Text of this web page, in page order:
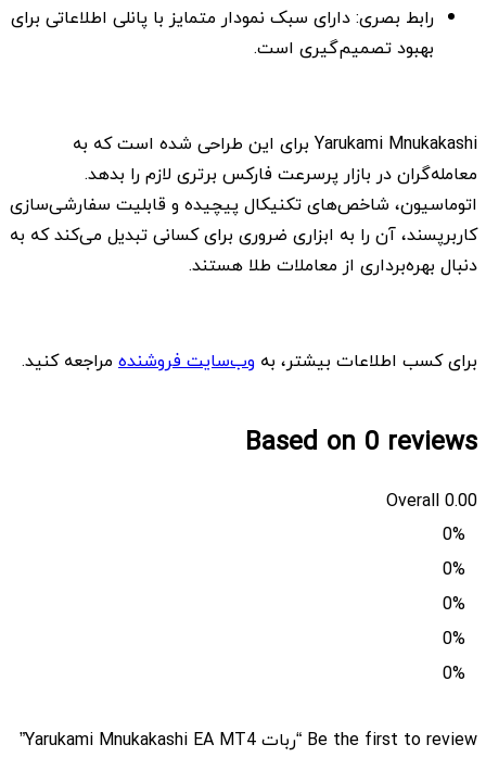
رابط بصری: دارای سبک نمودار متمایز با پانلی اطلاعاتی برای
بهبود تصمیم‌گیری است.
Yarukami Mnukakashi برای این طراحی شده است که به
معامله‌گران در بازار پرسرعت فارکس برتری لازم را بدهد.
اتوماسیون، شاخص‌های تکنیکال پیچیده و قابلیت سفارشی‌سازی
کاربرپسند، آن را به ابزاری ضروری برای کسانی تبدیل می‌کند که به
دنبال بهره‌برداری از معاملات طلا هستند.
برای کسب اطلاعات بیشتر، به وب‌سایت فروشنده مراجعه کنید.
Based on 0 reviews
0.00
Overall
0%
0%
0%
0%
0%
Be the first to review “ربات Yarukami Mnukakashi EA MT4”